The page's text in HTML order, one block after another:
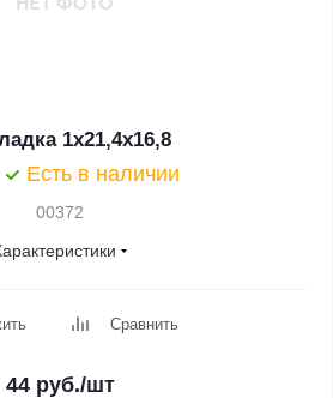
1x21,4x16,8
Есть в наличии
00372
Сравнить
44 руб./шт